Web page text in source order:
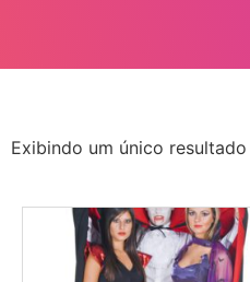
Exibindo um único resultado